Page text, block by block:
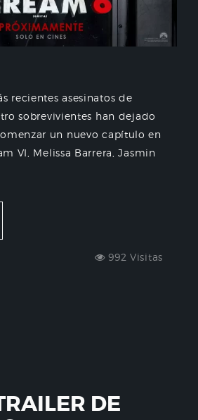
recientes asesinatos de
sobrevivientes han dejado
un nuevo capítulo en
VI, Melissa Barrera, Jasmin
992 Visitas
DE